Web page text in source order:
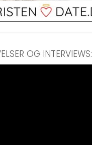
OG INTERVIEWS: